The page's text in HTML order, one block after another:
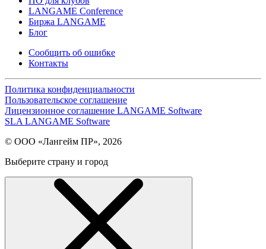
LANGAME Conference
Биржа LANGAME
Блог
Сообщить об ошибке
Контакты
Политика конфиденциальности
Пользовательское соглашение
Лицензионное соглашение LANGAME Software
SLA LANGAME Software
© ООО «Лангейм ПР», 2026
Выберите страну и город